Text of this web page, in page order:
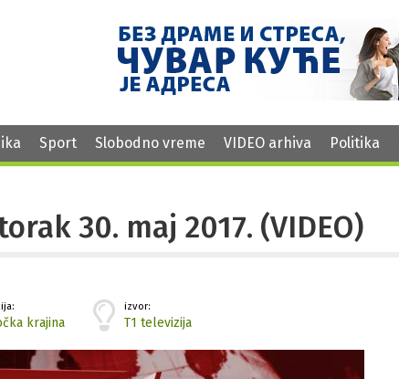
Sport Slobodno vreme VIDEO arhiva Politika
30. maj 2017. (VIDEO)
krajina
izvor:
T1 televizija